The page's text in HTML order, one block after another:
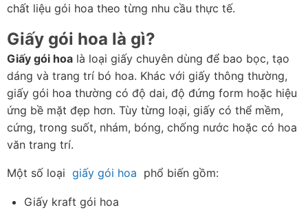
chất liệu gói hoa theo từng nhu cầu thực tế.
Giấy gói hoa là gì?
Giấy gói hoa là loại giấy chuyên dùng để bao bọc, tạo
dáng và trang trí bó hoa. Khác với giấy thông thường,
giấy gói hoa thường có độ dai, độ đứng form hoặc hiệu
ứng bề mặt đẹp hơn. Tùy từng loại, giấy có thể mềm,
cứng, trong suốt, nhám, bóng, chống nước hoặc có hoa
văn trang trí.
Một số loại giấy gói hoa
  phổ biến gồm:
Giấy kraft gói hoa